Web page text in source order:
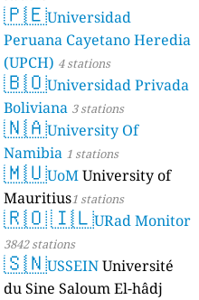
🇵🇪Universidad
Peruana Cayetano Heredia
(UPCH) 4 stations
🇧🇴Universidad Privada
Boliviana 3 stations
🇳🇦University Of
Namibia 1 stations
🇲🇺UoMUniversity of
Mauritius1 stations
🇷🇴🇮🇱URad Monitor
3842 stations
🇸🇳USSEINUniversité
du Sine Saloum El-hâdj